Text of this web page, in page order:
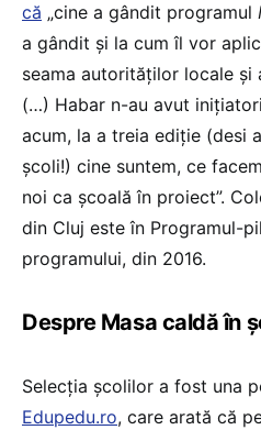
că „cine a gândit programul
a gândit și la cum îl vor
seama autorităților locale și
(…) Habar n-au avut
acum, la a treia ediție (desi
școli!) cine suntem, ce
noi ca școală în proiect”.
din Cluj este în Programul-
programului, din 2016.
Despre Masa caldă în
Selecția școlilor a fost una
Edupedu.ro, care arată că